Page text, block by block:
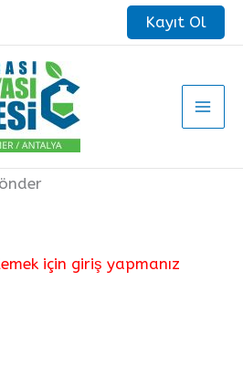
Kayıt Ol
için giriş yapmanız